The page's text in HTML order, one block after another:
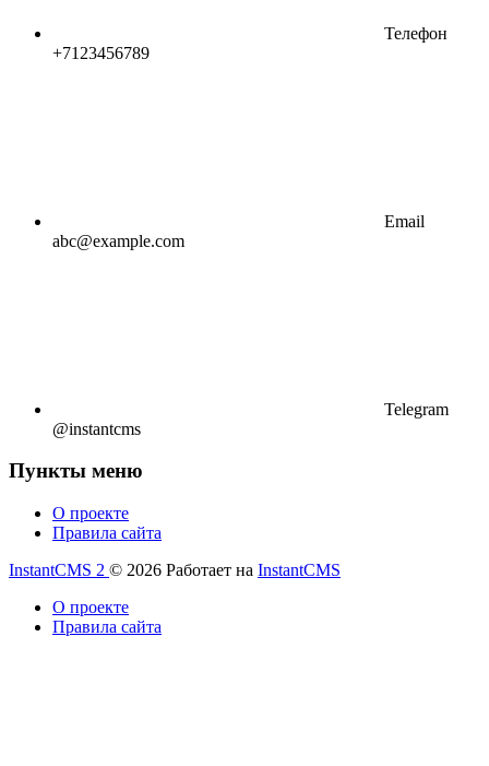
Телефон
+7123456789
Email
abc@example.com
Telegram
@instantcms
Пункты меню
О проекте
Правила сайта
InstantCMS 2 © 2026 Работает на InstantCMS
О проекте
Правила сайта